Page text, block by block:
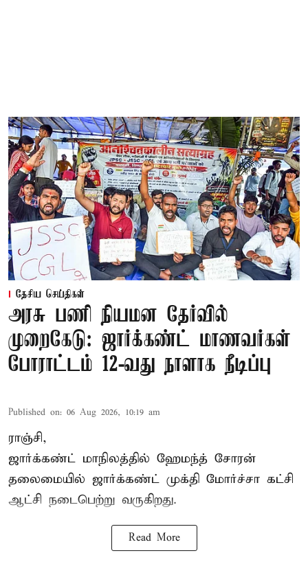
தேசிய செய்திகள்
அரசு பணி நியமன தேர்வில்
முறைகேடு: ஜார்க்கண்ட் மாணவர்கள்
போராட்டம் 12-வது நாளாக நீடிப்பு
Published on: 06 Aug 2026, 10:19 am
ராஞ்சி,
ஜார்க்கண்ட் மாநிலத்தில் ஹேமந்த் சோரன்
தலைமையில் ஜார்க்கண்ட் முக்தி மோர்ச்சா கட்சி
ஆட்சி நடைபெற்று வருகிறது.
Read More